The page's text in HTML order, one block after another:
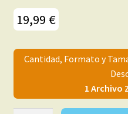
Inéditas
19,99 €
Cantidad, Formato y
1 Archivo